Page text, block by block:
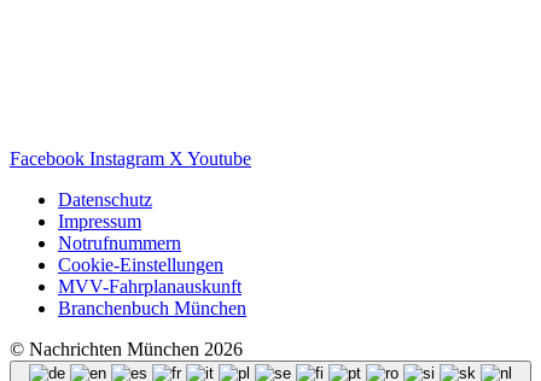
Facebook Instagram X Youtube
Datenschutz
Impressum
Notrufnummern
Cookie-Einstellungen
MVV-Fahrplanauskunft
Branchenbuch München
© Nachrichten München 2026